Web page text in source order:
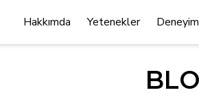
Hakkımda Yetenekler